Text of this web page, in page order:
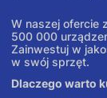
W naszej ofercie
500 000
Zainwestuj w
w swój sprzęt.
Dlaczego warto